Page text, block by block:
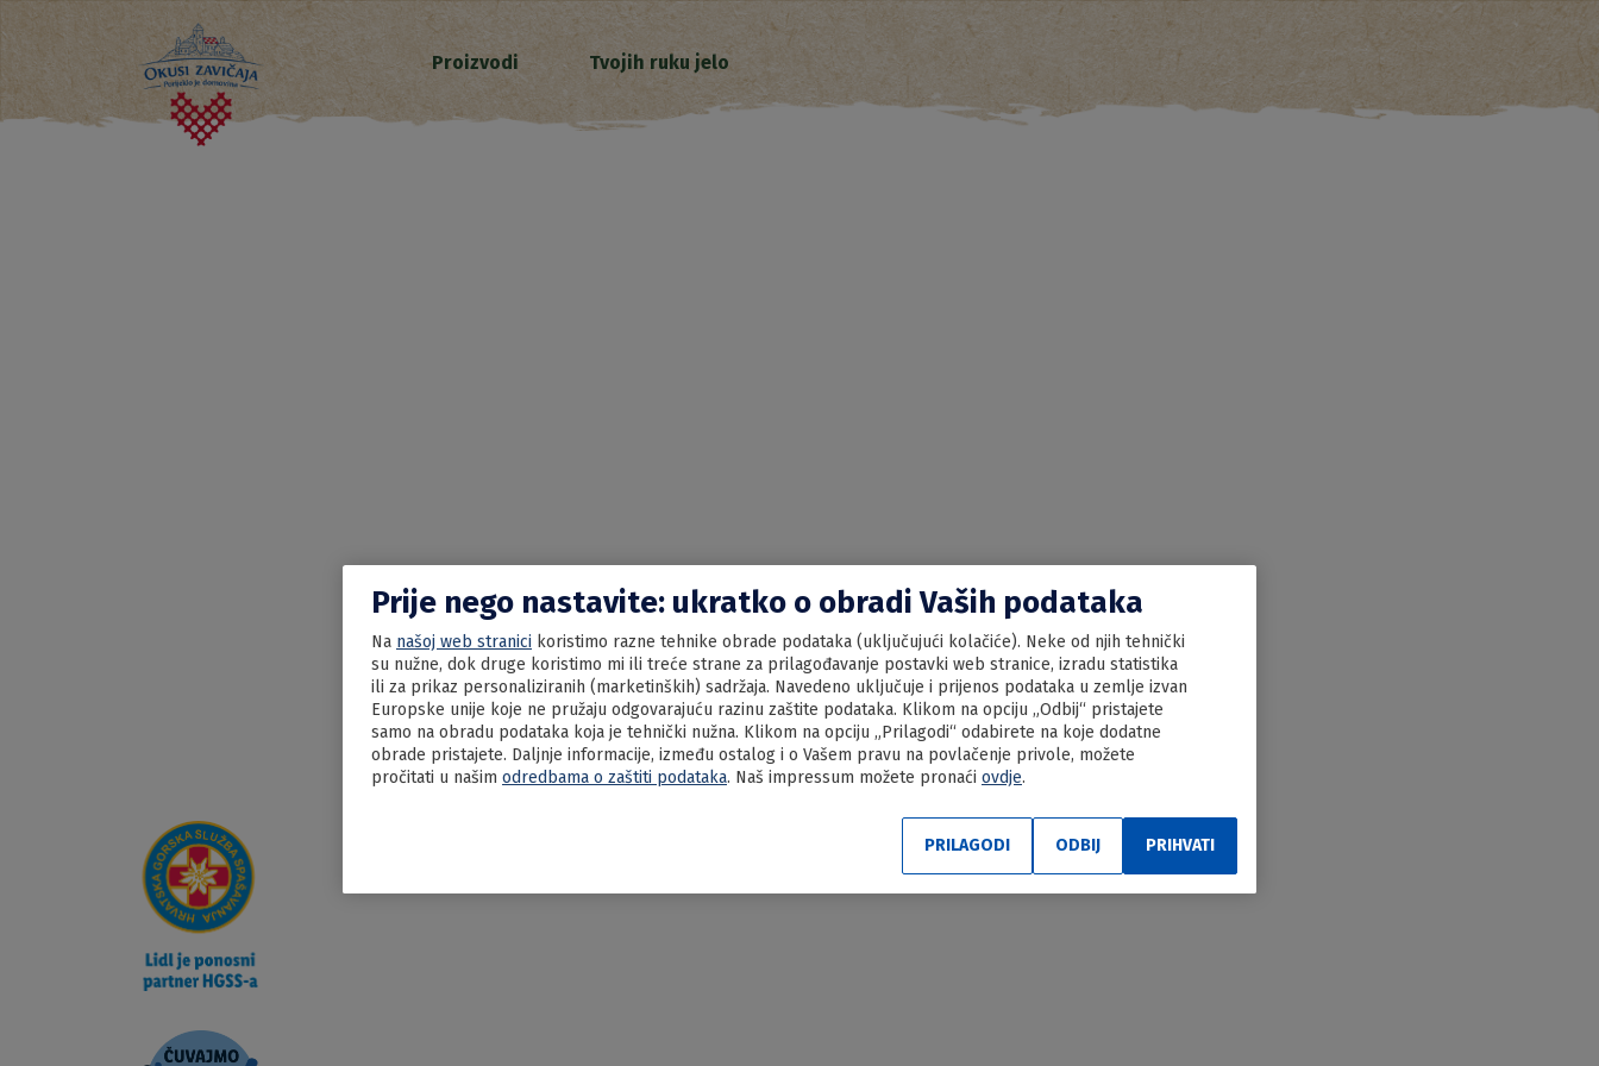
Proizvodi Tvojih ruku jelo
Prije nego nastavite: ukratko o obradi Vaših podataka
Na našoj web stranici koristimo razne tehnike obrade podataka (uključujući kolačiće). Neke od njih tehnički
su nužne, dok druge koristimo mi ili treće strane za prilagođavanje postavki web stranice, izradu statistika
ili za prikaz personaliziranih (marketinških) sadržaja. Navedeno uključuje i prijenos podataka u zemlje izvan
Europske unije koje ne pružaju odgovarajuću razinu zaštite podataka. Klikom na opciju „Odbij“ pristajete
samo na obradu podataka koja je tehnički nužna. Klikom na opciju „Prilagodi“ odabirete na koje dodatne
obrade pristajete. Daljnje informacije, između ostalog i o Vašem pravu na povlačenje privole, možete
pročitati u našim odredbama o zaštiti podataka. Naš impressum možete pronaći ovdje.
ODBIJ PRIHVATI
PRILAGODI